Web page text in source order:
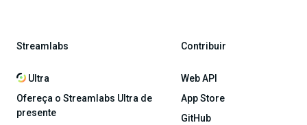
Streamlabs
Ultra
Ofereça o Streamlabs Ultra de
presente
Contribuir
Web API
App Store
GitHub